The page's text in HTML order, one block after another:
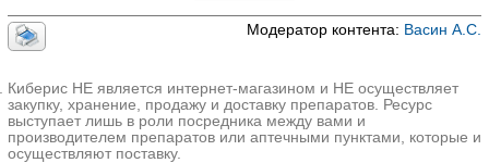
Модератор контента: Васин А.С.
Киберис НЕ является интернет-магазином и НЕ осуществляет
закупку, хранение, продажу и доставку препаратов. Ресурс
выступает лишь в роли посредника между вами и
производителем препаратов или аптечными пунктами, которые и
осуществляют поставку.